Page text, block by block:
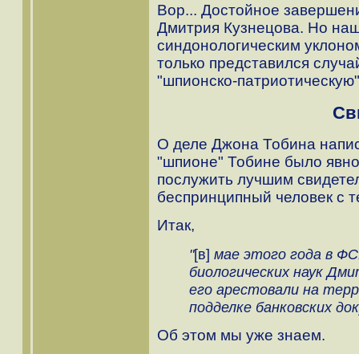
Вор... Достойное
Дмитрия Кузнецова. Но
синдонологическим
только представился
"шпионско-
О деле Джона Тобина
"шпионе" Тобине было
послужить лучшим
беспринципный человек
Итак,
"[в] мае этого года в
биологических наук
его арестовали на
подделке банковских
Об этом мы уже знаем.